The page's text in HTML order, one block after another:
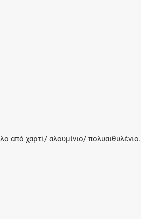
από χαρτί/ αλουμίνιο/ πολυαιθυλένιο.